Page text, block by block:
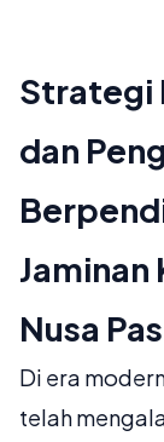
Strategi
dan
Jaminan
Nusa
Di era
telah